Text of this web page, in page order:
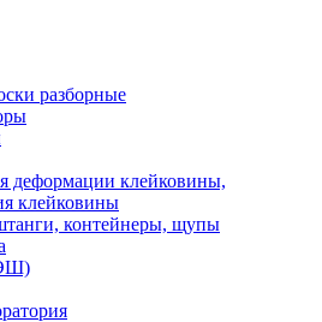
разборные
деформации клейковины,
клейковины
контейнеры, щупы